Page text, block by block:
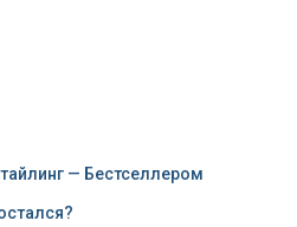
— Бестселлером